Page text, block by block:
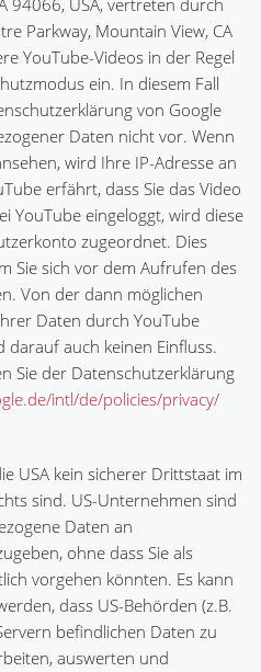
94066, USA, vertreten durch
Parkway, Mountain View, CA
YouTube-Videos in der Regel
ein. In diesem Fall
von Google
Daten nicht vor. Wenn
wird Ihre IP-Adresse an
erfährt, dass Sie das Video
YouTube eingeloggt, wird diese
zugeordnet. Dies
Sie sich vor dem Aufrufen des
Von der dann möglichen
Daten durch YouTube
darauf auch keinen Einfluss.
Sie der Datenschutzerklärung
intl/de/policies/privacy/
USA kein sicherer Drittstaat im
sind. US-Unternehmen sind
Daten an
ohne dass Sie als
vorgehen könnten. Es kann
dass US-Behörden (z.B.
befindlichen Daten zu
auswerten und